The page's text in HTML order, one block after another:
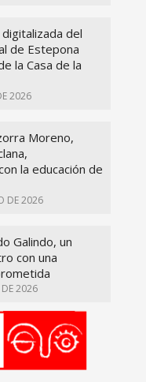
del
de Estepona
la Casa de la
2026
Moreno,
la educación de
DE 2026
Galindo, un
con una
DE 2026